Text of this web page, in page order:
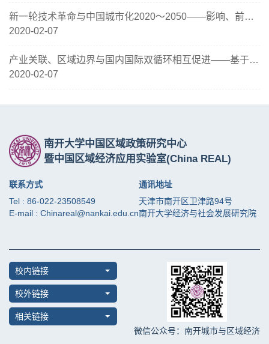
新一轮技术革命与中国城市化2020～2050——影响、前景与战略
2020-02-07
产业关联、区域边界与国内国际双循环相互促进——基于联立方程组模型的实证研究
2020-02-07
南开大学中国区域政策研究中心
暨中国区域经济应用实验室(China REAL)
联系方式
Tel : 86-022-23508549
E-mail : Chinareal@nankai.edu.cn
通讯地址
天津市南开区卫津路94号
南开大学经济与社会发展研究院
校内链接
校外链接
相关链接
微信公众号：南开城市与区域经济